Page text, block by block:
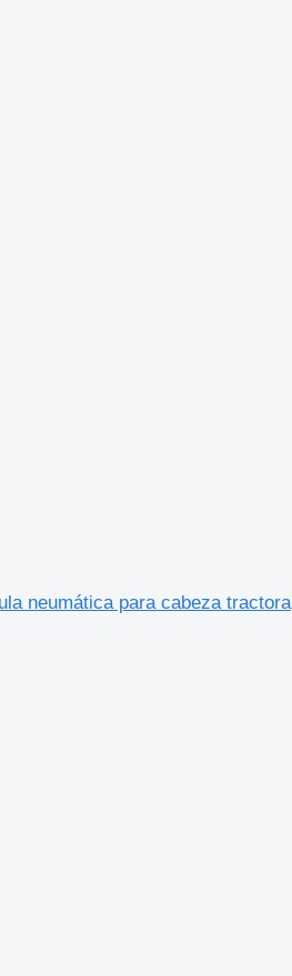
neumática para cabeza tractora